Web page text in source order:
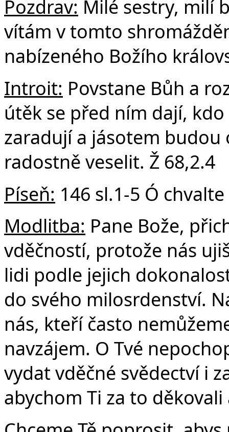
Pozdrav: Milé sestry, milí
vítám v tomto
nabízeného Božího
Introit: Povstane Bůh a
útěk se před ním dají,
zaradují a jásotem budou
radostně veselit. Ž 68,2.4
Píseň: 146 sl.1-5 Ó
Modlitba: Pane Bože,
vděčností, protože nás
lidi podle jejich
do svého milosrdenství.
nás, kteří často
navzájem. O Tvé
vydat vděčné svědectví i
abychom Ti za to děkovali